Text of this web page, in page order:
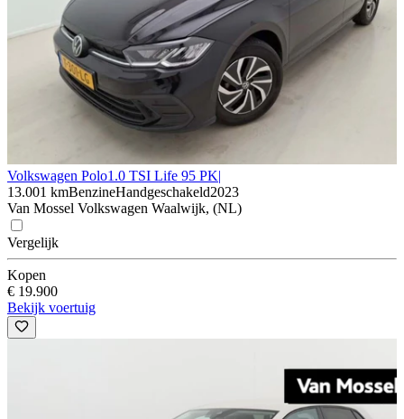
Volkswagen Polo1.0 TSI Life 95 PK|
13.001 kmBenzineHandgeschakeld2023
Van Mossel Volkswagen Waalwijk, (NL)
Vergelijk
Kopen
€ 19.900
Bekijk voertuig